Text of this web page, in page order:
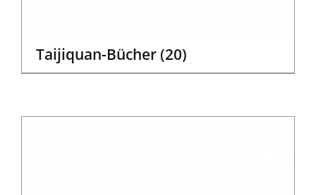
Taijiquan-Bücher(20)